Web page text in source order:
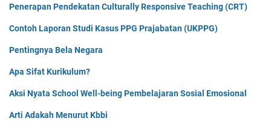
Penerapan Pendekatan Culturally Responsive Teaching (CRT)
Contoh Laporan Studi Kasus PPG Prajabatan (UKPPG)
Pentingnya Bela Negara
Apa Sifat Kurikulum?
Aksi Nyata School Well-being Pembelajaran Sosial Emosional
Arti Adakah Menurut Kbbi